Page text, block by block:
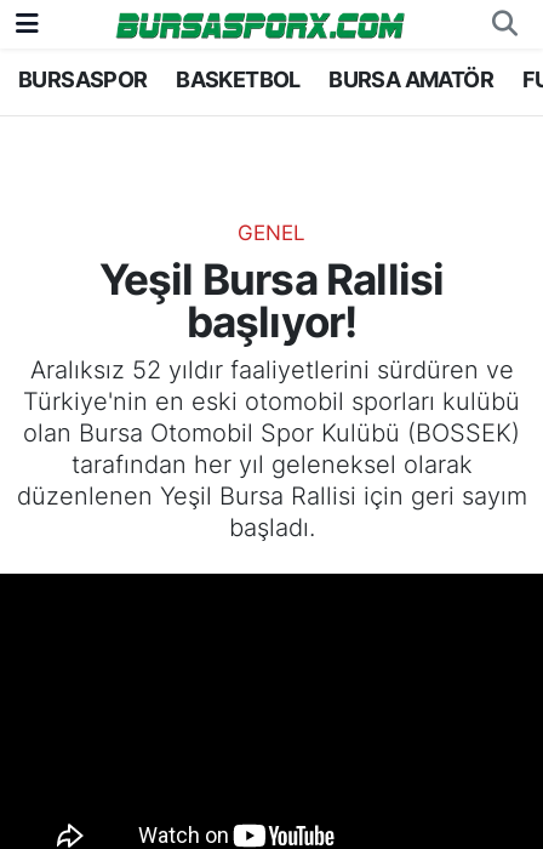
BURSASPOR BASKETBOL BURSA AMATÖR
GENEL
Yeşil Bursa Rallisi
başlıyor!
Aralıksız 52 yıldır faaliyetlerini sürdüren ve
Türkiye'nin en eski otomobil sporları kulübü
olan Bursa Otomobil Spor Kulübü (BOSSEK)
tarafından her yıl geleneksel olarak
düzenlenen Yeşil Bursa Rallisi için geri sayım
başladı.
Bursaspor
Bursa Amatör
Voleybol
Genel
Bursa Nöbetçi Eczaneler
Bursa Trafik Yoğunluk Haritası
TFF 2.Lig Kırmızı Grup Puan Durumu ve Fikstür
Tüm Manşetler
Son Dakika Haberleri